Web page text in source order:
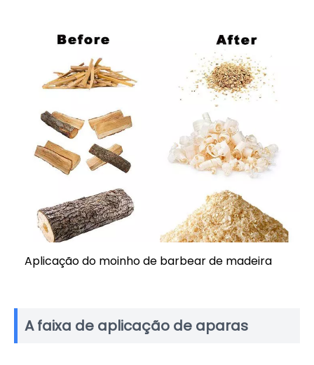
Aplicação do moinho de barbear de madeira
A faixa de aplicação de aparas